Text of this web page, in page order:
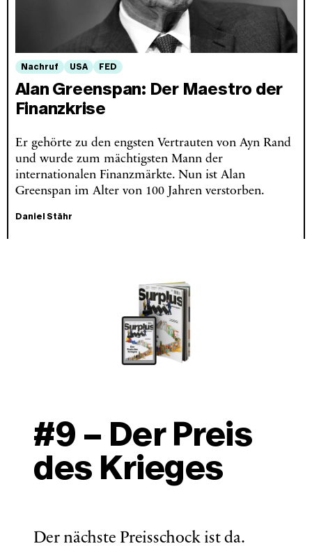
Nachruf USA FED
Alan Greenspan: Der Maestro der
Finanzkrise
Er gehörte zu den engsten Vertrauten von Ayn Rand
und wurde zum mächtigsten Mann der
internationalen Finanzmärkte. Nun ist Alan
Greenspan im Alter von 100 Jahren verstorben.
Daniel Stähr
#9 – Der Preis
des Krieges
Der nächste Preisschock ist da.